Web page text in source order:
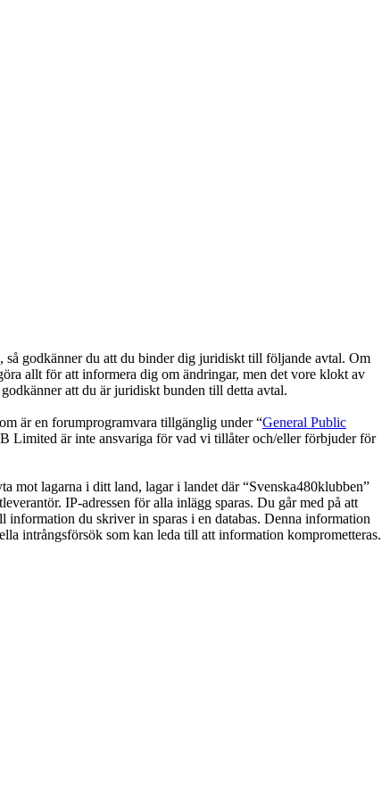
så godkänner du att du binder dig juridiskt till följande avtal. Om
allt för att informera dig om ändringar, men det vore klokt av
att du är juridiskt bunden till detta avtal.
är en forumprogramvara tillgänglig under “General Public
Limited är inte ansvariga för vad vi tillåter och/eller förbjuder för
mot lagarna i ditt land, lagar i landet där “Svenska480klubben”
IP-adressen för alla inlägg sparas. Du går med på att
information du skriver in sparas i en databas. Denna information
intrångsförsök som kan leda till att information komprometteras.